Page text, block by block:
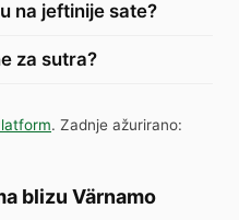
na jeftinije sate?
za sutra?
. Zadnje ažurirano:
blizu Värnamo